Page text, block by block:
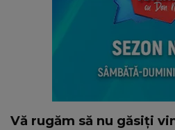
Vă rugăm să nu găsiți